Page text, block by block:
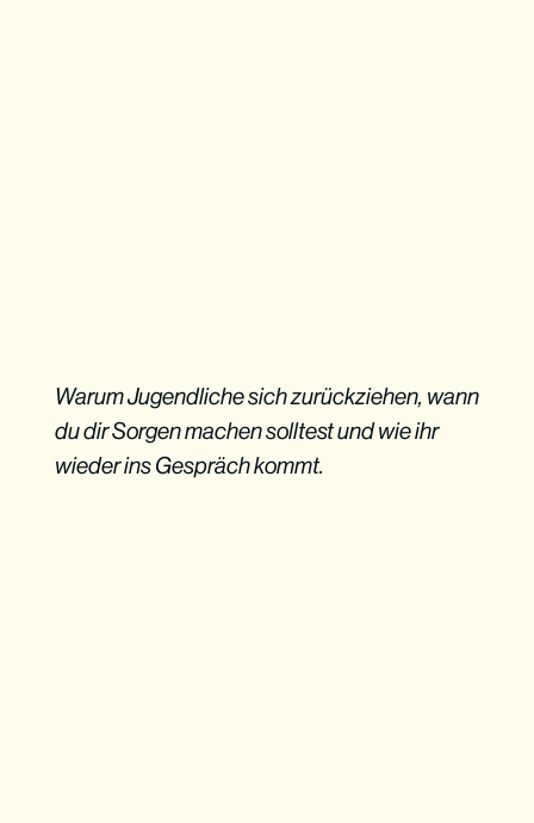
Warum Jugendliche sich zurückziehen, wann
du dir Sorgen machen solltest und wie ihr
wieder ins Gespräch kommt.